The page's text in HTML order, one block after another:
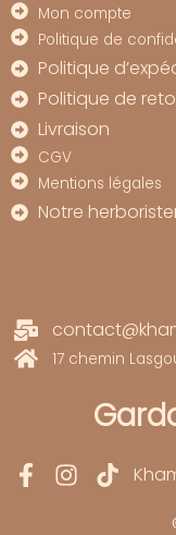
Mon compte
Politique de
Politique
Politique de
Livraison
CGV
Mentions légales
Notre
17 chemin